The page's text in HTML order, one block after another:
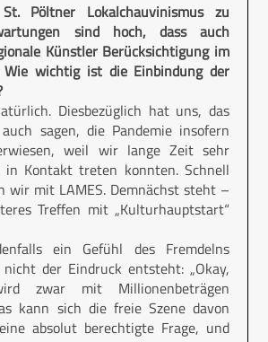
Pöltner Lokalchauvinismus zu
sind hoch, dass auch
Künstler Berücksichtigung im
Wie wichtig ist die Einbindung der
Diesbezüglich hat uns, das
sagen, die Pandemie insofern
weil wir lange Zeit sehr
in Kontakt treten konnten. Schnell
wir mit LAMES. Demnächst steht –
Treffen mit „Kulturhauptstart“
ein Gefühl des Fremdelns
der Eindruck entsteht: „Okay,
zwar mit Millionenbeträgen
kann sich die freie Szene davon
absolut berechtigte Frage, und